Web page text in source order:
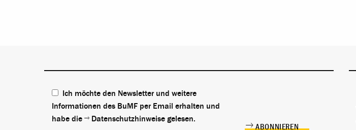
Ich möchte den Newsletter und weitere
Informationen des BuMF per Email erhalten und
habe die
Datenschutzhinweise gelesen.